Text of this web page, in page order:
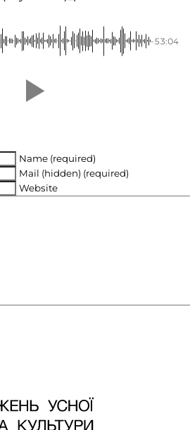
-53:04
Name (required)
Mail (hidden) (required)
Website